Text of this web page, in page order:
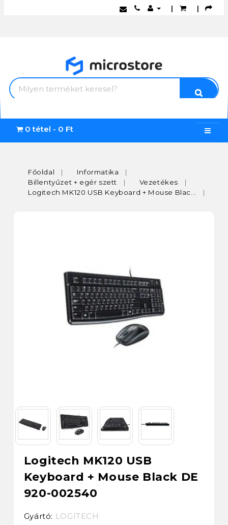
| |
0 tétel - 0 Ft
Főoldal
Informatika
Billentyűzet + egér szett
Vezetékes
Logitech MK120 USB Keyboard + Mouse Blac...
Logitech MK120 USB
Keyboard + Mouse Black DE
920-002540
Gyártó: LOGITECH